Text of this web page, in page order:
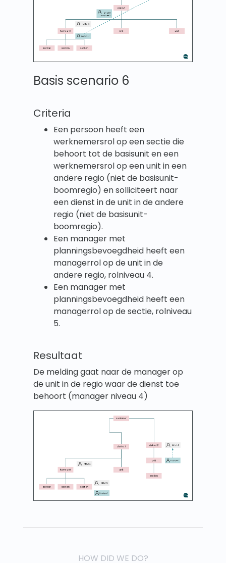
Basis scenario 6
Criteria
Een persoon heeft een
werknemersrol op een sectie die
behoort tot de basisunit en een
werknemersrol op een unit in een
andere regio (niet de basisunit-
boomregio) en solliciteert naar
een dienst in de unit in de andere
regio (niet de basisunit-
boomregio).
Een manager met
planningsbevoegdheid heeft een
managerrol op de unit in de
andere regio, rolniveau 4.
Een manager met
planningsbevoegdheid heeft een
managerrol op de sectie, rolniveau
5.
Resultaat
De melding gaat naar de manager op
de unit in de regio waar de dienst toe
behoort (manager niveau 4)
HOW DID WE DO?